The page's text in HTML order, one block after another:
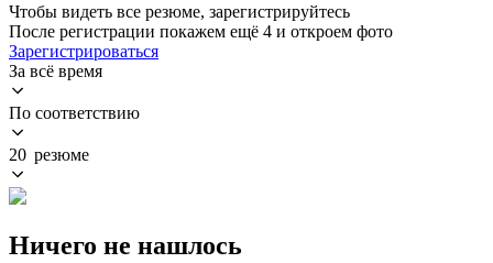
Чтобы видеть все резюме, зарегистрируйтесь
После регистрации покажем ещё 4 и откроем фото
Зарегистрироваться
За всё время
По соответствию
20 резюме
Ничего не нашлось